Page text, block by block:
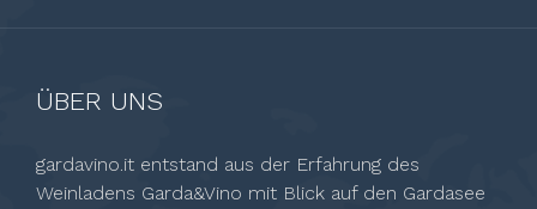
ÜBER UNS
gardavino.it entstand aus der Erfahrung des
Weinladens Garda&Vino mit Blick auf den Gardasee